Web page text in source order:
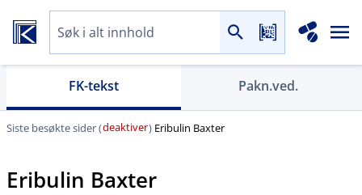
FK-tekst Pakn.ved.
Siste besøkte sider (deaktiver) Eribulin Baxter
Eribulin Baxter